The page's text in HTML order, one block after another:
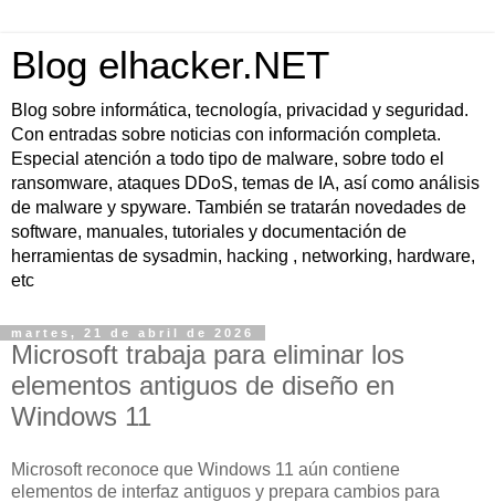
Blog elhacker.NET
Blog sobre informática, tecnología, privacidad y seguridad.
Con entradas sobre noticias con información completa.
Especial atención a todo tipo de malware, sobre todo el
ransomware, ataques DDoS, temas de IA, así como análisis
de malware y spyware. También se tratarán novedades de
software, manuales, tutoriales y documentación de
herramientas de sysadmin, hacking , networking, hardware,
etc
martes, 21 de abril de 2026
Microsoft trabaja para eliminar los
elementos antiguos de diseño en
Windows 11
Microsoft reconoce que Windows 11 aún contiene
elementos de interfaz antiguos y prepara cambios para